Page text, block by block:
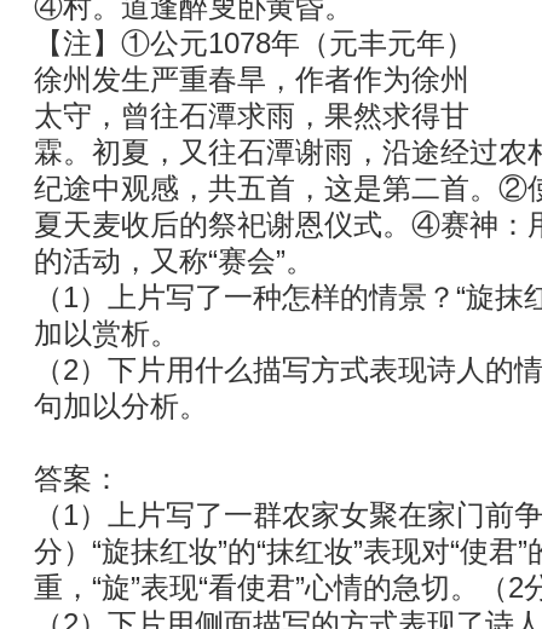
④村。道逢醉叟卧黄昏。
【注】①公元1078年（元丰元年）
徐州发生严重春旱，作者作为徐州
太守，曾往石潭求雨，果然求得甘
霖。初夏，又往石潭谢雨，沿途经过农
纪途中观感，共五首，这是第二首。
夏天麦收后的祭祀谢恩仪式。④赛神：
的活动，又称“赛会”。
（1）上片写了一种怎样的情景？“旋抹
加以赏析。
（2）下片用什么描写方式表现诗人的
句加以分析。
答案：
（1）上片写了一群农家女聚在家门前
分）“旋抹红妆”的“抹红妆”表现对“使君
重，“旋”表现“看使君”心情的急切。（2